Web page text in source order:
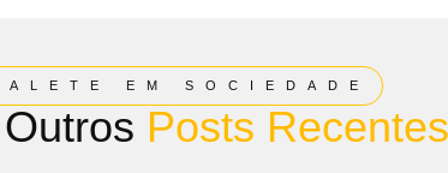
EM SOCIEDADE
Posts Recentes